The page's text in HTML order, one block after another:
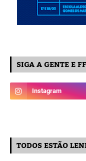
SIGA A GENTE E
TODOS ESTÃO